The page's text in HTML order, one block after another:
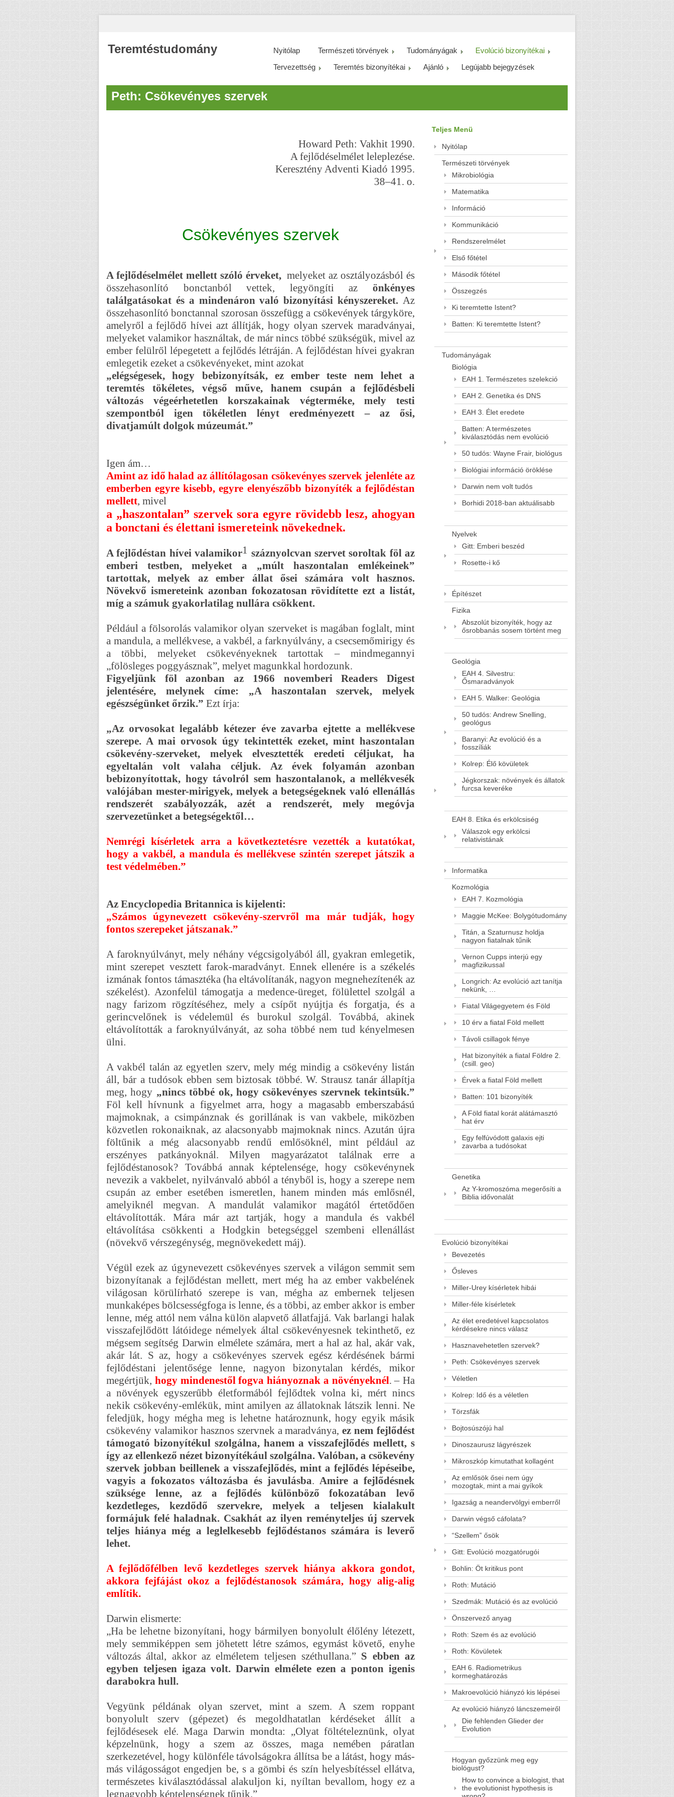
Teremtéstudomány Nyitólap Természeti törvények Tudományágak
Evolúció bizonyítékai
Tervezettség
Teremtés bizonyítékai Ajánló Legújabb bejegyzések
Peth: Csökevényes szervek
Howard Peth: Vakhit 1990.
A fejlődéselmélet leleplezése.
Keresztény Adventi Kiadó 1995.
38–41. o.
Csökevényes szervek
A fejlődéselmélet mellett szóló érveket, melyeket az osztályozásból és
összehasonlító bonctanból vettek, legyöngíti az önkényes
találgatásokat és a mindenáron való bizonyítási kényszereket. Az
összehasonlító bonctannal szorosan összefügg a csökevények tárgyköre,
amelyről a fejlődő hívei azt állítják, hogy olyan szervek maradványai,
melyeket valamikor használtak, de már nincs többé szükségük, mivel az
ember felülről lépegetett a fejlődés létráján.A fejlődéstan hívei gyakran
emlegetik ezeket a csökevényeket, mint azokat
„elégségesek, hogy bebizonyítsák, ez ember teste nem lehet a
teremtés tökéletes, végső műve, hanem csupán a fejlődésbeli
változás végeérhetetlen korszakainak végterméke, mely testi
szempontból igen tökéletlen lényt eredményezett – az ősi,
divatjamúlt dolgok múzeumát.”
Igen ám…
Amint az idő halad az állítólagosan csökevényes szervek jelenléte az
emberben egyre kisebb, egyre elenyészőbb bizonyíték a fejlődéstan
mellett, mivel
a „haszontalan” szervek sora egyre rövidebb lesz, ahogyan
a bonctani és élettani ismereteink növekednek.
A fejlődéstan hívei valamikor1 száznyolcvan szervet soroltak föl az
emberi testben, melyeket a „múlt haszontalan emlékeinek”
tartottak, melyek az ember állat ősei számára volt hasznos.
Növekvő ismereteink azonban fokozatosan rövidítette ezt a listát,
míg a számuk gyakorlatilag nullára csökkent.
Például a fölsorolás valamikor olyan szerveket is magában foglalt, mint
a mandula, a mellékvese, a vakbél, a farknyúlvány, a csecsemőmirigy és
a többi, melyeket csökevényeknek tartottak – mindmegannyi
„fölösleges poggyásznak”, melyet magunkkal hordozunk.
Figyeljünk föl azonban az 1966 novemberi Readers Digest
jelentésére, melynek címe: „A haszontalan szervek, melyek
egészségünket őrzik.” Ezt írja:
„Az orvosokat legalább kétezer éve zavarba ejtette a mellékvese
szerepe. A mai orvosok úgy tekintették ezeket, mint haszontalan
csökevény-szerveket, melyek elvesztették eredeti céljukat, ha
egyeltalán volt valaha céljuk. Az évek folyamán azonban
bebizonyítottak, hogy távolról sem haszontalanok, a mellékvesék
valójában mester-mirigyek, melyek a betegségeknek való ellenállás
rendszerét szabályozzák, azét a rendszerét, mely megóvja
szervezetünket a betegségektől…
Nemrégi kísérletek arra a következtetésre vezették a kutatókat,
hogy a vakbél, a mandula és mellékvese szintén szerepet játszik a
test védelmében.”
Az Encyclopedia Britannica is kijelenti:
„Számos úgynevezett csökevény-szervről ma már tudják, hogy
fontos szerepeket játszanak.”
A faroknyúlványt, mely néhány végcsigolyából áll, gyakran emlegetik,
mint szerepet vesztett farok-maradványt. Ennek ellenére is a székelés
izmának fontos támasztéka (ha eltávolítanák, nagyon megnehezítenék az
székelést). Azonfelül támogatja a medence-üreget, fölülettel szolgál a
nagy farizom rögzítéséhez, mely a csípőt nyújtja és forgatja, és a
gerincvelőnek is védelemül és burokul szolgál. Továbbá, akinek
eltávolították a faroknyúlványát, az soha többé nem tud kényelmesen
ülni.
A vakbél talán az egyetlen szerv, mely még mindig a csökevény listán
áll, bár a tudósok ebben sem biztosak többé. W. Strausz tanár állapítja
meg, hogy „nincs többé ok, hogy csökevényes szervnek tekintsük.”
Föl kell hívnunk a figyelmet arra, hogy a magasabb emberszabású
majmoknak, a csimpánznak és gorillának is van vakbele, miközben
közvetlen rokonaiknak, az alacsonyabb majmoknak nincs. Azután újra
föltűnik a még alacsonyabb rendű emlősöknél, mint például az
erszényes patkányoknál. Milyen magyarázatot találnak erre a
fejlődéstanosok? Továbbá annak képtelensége, hogy csökevénynek
nevezik a vakbelet, nyilvánvaló abból a tényből is, hogy a szerepe nem
csupán az ember esetében ismeretlen, hanem minden más emlősnél,
amelyiknél megvan. A mandulát valamikor magától értetődően
eltávolították. Mára már azt tartják, hogy a mandula és vakbél
eltávolítása csökkenti a Hodgkin betegséggel szembeni ellenállást
(növekvő vérszegénység, megnövekedett máj).
Végül ezek az úgynevezett csökevényes szervek a világon semmit sem
bizonyítanak a fejlődéstan mellett, mert még ha az ember vakbelének
világosan körülírható szerepe is van, mégha az embernek teljesen
munkaképes bölcsességfoga is lenne, és a többi, az ember akkor is ember
lenne, még attól nem válna külön alapvető állatfajjá. Vak barlangi halak
visszafejlődött látóidege némelyek által csökevényesnek tekinthető, ez
mégsem segítség Darwin elmélete számára, mert a hal az hal, akár vak,
akár lát. S az, hogy a csökevényes szervek egész kérdésének bármi
fejlődéstani jelentősége lenne, nagyon bizonytalan kérdés, mikor
megértjük, hogy mindenestől fogva hiányoznak a növényeknél. – Ha
a növények egyszerűbb életformából fejlődtek volna ki, mért nincs
nekik csökevény-emlékük, mint amilyen az állatoknak látszik lenni. Ne
feledjük, hogy mégha meg is lehetne határoznunk, hogy egyik másik
csökevény valamikor hasznos szervnek a maradványa,ez nem fejlődést
támogató bizonyítékul szolgálna, hanem a visszafejlődés mellett, s
így az ellenkező nézet bizonyítékául szolgálna. Valóban, a csökevény
szervek jobban beillenek a visszafejlődés, mint a fejlődés lépéseibe,
vagyis a fokozatos változásba és javulásba. Amire a fejlődésnek
szüksége lenne, az a fejlődés különböző fokozatában levő
kezdetleges, kezdődő szervekre, melyek a teljesen kialakult
formájuk felé haladnak. Csakhát az ilyen reményteljes új szervek
teljes hiánya még a leglelkesebb fejlődéstanos számára is leverő
lehet.
A fejlődőfélben levő kezdetleges szervek hiánya akkora gondot,
akkora fejfájást okoz a fejlődéstanosok számára, hogy alig-alig
említik.
Darwin elismerte:
„Ha be lehetne bizonyítani, hogy bármilyen bonyolult élőlény létezett,
mely semmiképpen sem jöhetett létre számos, egymást követő, enyhe
változás által, akkor az elméletem teljesen széthullana.” S ebben az
egyben teljesen igaza volt. Darwin elmélete ezen a ponton igenis
darabokra hull.
Vegyünk példának olyan szervet, mint a szem. A szem roppant
bonyolult szerv (gépezet) és megoldhatatlan kérdéseket állít a
fejlődésesek elé. Maga Darwin mondta: „Olyat föltételeznünk, olyat
képzelnünk, hogy a szem az összes, maga nemében páratlan
szerkezetével, hogy különféle távolságokra állítsa be a látást, hogy más-
más világosságot engedjen be, s a gömbi és szín helyesbítéssel ellátva,
természetes kiválasztódással alakuljon ki, nyíltan bevallom, hogy ez a
legnagyobb képtelenségnek tűnik.”
Teljes Menü
Nyitólap
Természeti törvények
Mikrobiológia
Matematika
Információ
Kommunikáció
Rendszerelmélet
Első főtétel
Második főtétel
Összegzés
Ki teremtette Istent?
Batten: Ki teremtette Istent?
Tudományágak
Biológia
EAH 1. Természetes szelekció
EAH 2. Genetika és DNS
EAH 3. Élet eredete
Batten: A természetes
kiválasztódás nem evolúció
50 tudós: Wayne Frair, biológus
Biológiai információ öröklése
Darwin nem volt tudós
Borhidi 2018-ban aktuálisabb
Nyelvek
Gitt: Emberi beszéd
Rosette-i kő
Építészet
Fizika
Abszolút bizonyíték, hogy az
ősrobbanás sosem történt meg
Geológia
EAH 4. Silvestru:
Ősmaradványok
EAH 5. Walker: Geológia
50 tudós: Andrew Snelling,
geológus
Baranyi: Az evolúció és a
fosszíliák
Kolrep: Élő kövületek
Jégkorszak: növények és állatok
furcsa keveréke
EAH 8. Etika és erkölcsiség
Válaszok egy erkölcsi
relativistának
Informatika
Kozmológia
EAH 7. Kozmológia
Maggie McKee: Bolygótudomány
Titán, a Szaturnusz holdja
nagyon fiatalnak tűnik
Vernon Cupps interjú egy
magfizikussal
Longrich: Az evolúció azt tanítja
nekünk, …
Fiatal Világegyetem és Föld
10 érv a fiatal Föld mellett
Távoli csillagok fénye
Hat bizonyíték a fiatal Földre 2.
(csill. geo)
Érvek a fiatal Föld mellett
Batten: 101 bizonyíték
A Föld fiatal korát alátámasztó
hat érv
Egy felfúvódott galaxis ejti
zavarba a tudósokat
Genetika
Az Y-kromoszóma megerősíti a
Biblia idővonalát
Evolúció bizonyítékai
Bevezetés
Ősleves
Miller-Urey kísérletek hibái
Miller-féle kísérletek
Az élet eredetével kapcsolatos
kérdésekre nincs válasz
Hasznavehetetlen szervek?
Peth: Csökevényes szervek
Véletlen
Kolrep: Idő és a véletlen
Törzsfák
Bojtosúszójú hal
Dinoszaurusz lágyrészek
Mikroszkóp kimutathat kollagént
Az emlősök ősei nem úgy
mozogtak, mint a mai gyíkok
Igazság a neandervölgyi emberről
Darwin végső cáfolata?
“Szellem” ősök
Gitt: Evolúció mozgatórugói
Bohlin: Öt kritikus pont
Roth: Mutáció
Szedmák: Mutáció és az evolúció
Önszervező anyag
Roth: Szem és az evolúció
Roth: Kövületek
EAH 6. Radiometrikus
kormeghatározás
Makroevolúció hiányzó kis lépései
Az evolúció hiányzó láncszemeiről
Die fehlenden Glieder der
Evolution
Hogyan győzzünk meg egy
biológust?
How to convince a biologist, that
the evolutionist hypothesis is